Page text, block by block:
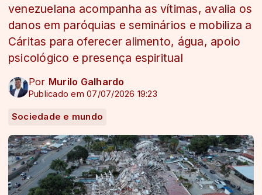
venezuelana acompanha as vítimas, avalia os
danos em paróquias e seminários e mobiliza a
Cáritas para oferecer alimento, água, apoio
psicológico e presença espiritual
Por Murilo Galhardo
Publicado em 07/07/2026 19:23
Sociedade e mundo